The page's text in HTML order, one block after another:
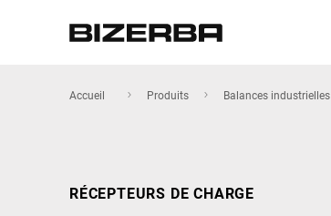
Accueil Produits Balances industrielles
RÉCEPTEURS DE CHARGE